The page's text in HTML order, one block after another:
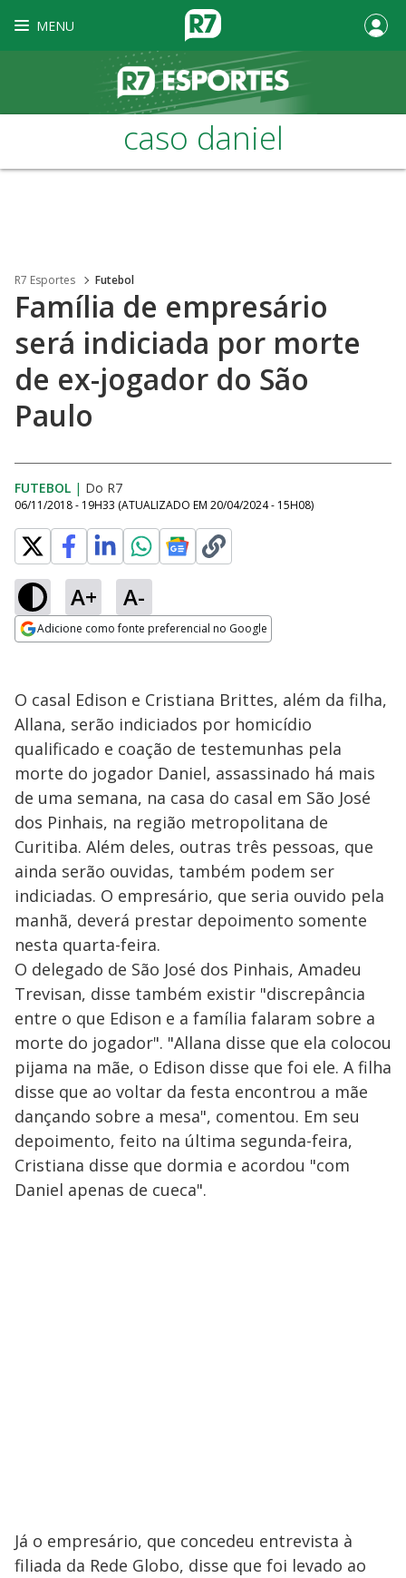
MENU
caso daniel
R7 Esportes Futebol
Família de empresário
será indiciada por morte
de ex-jogador do São
Paulo
FUTEBOL | Do R7
06/11/2018 - 19H33 (ATUALIZADO EM 20/04/2024 - 15H08)
A+ A-
Adicione como fonte preferencial no Google
O casal Edison e Cristiana Brittes, além da filha,
Allana, serão indiciados por homicídio
qualificado e coação de testemunhas pela
morte do jogador Daniel, assassinado há mais
de uma semana, na casa do casal em São José
dos Pinhais, na região metropolitana de
Curitiba. Além deles, outras três pessoas, que
ainda serão ouvidas, também podem ser
indiciadas. O empresário, que seria ouvido pela
manhã, deverá prestar depoimento somente
nesta quarta-feira.
O delegado de São José dos Pinhais, Amadeu
Trevisan, disse também existir "discrepância
entre o que Edison e a família falaram sobre a
morte do jogador". "Allana disse que ela colocou
pijama na mãe, o Edison disse que foi ele. A filha
disse que ao voltar da festa encontrou a mãe
dançando sobre a mesa", comentou. Em seu
depoimento, feito na última segunda-feira,
Cristiana disse que dormia e acordou "com
Daniel apenas de cueca".
Já o empresário, que concedeu entrevista à
filiada da Rede Globo, disse que foi levado ao